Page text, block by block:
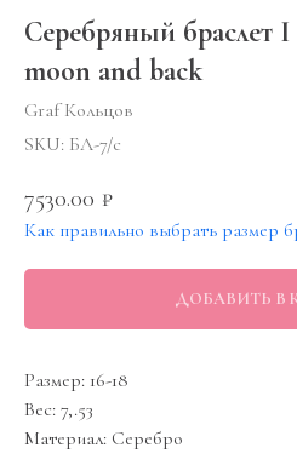
Серебряный браслет
moon and back
Graf Кольцов
SKU: БЛ-7/с
7530.00 ₽
Как правильно выбрать размер
ДОБАВИТЬ В
Размер: 16-18
Вес: 7,.53
Материал: Серебро